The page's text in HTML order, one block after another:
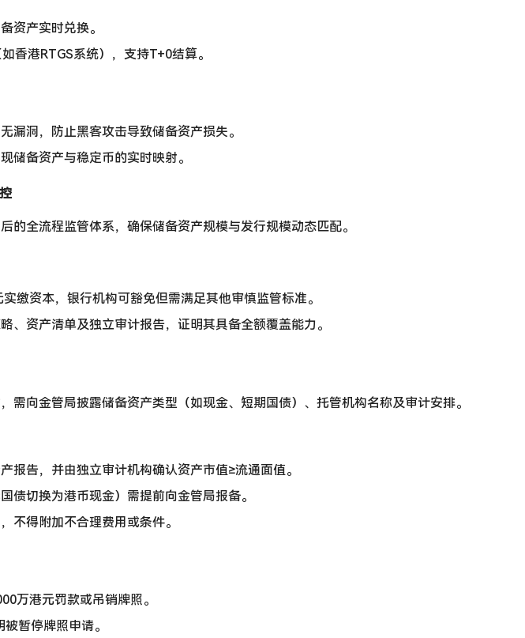
资产实时兑换。
香港RTGS系统），支持T+0结算。
漏洞，防止黑客攻击导致储备资产损失。
储备资产与稳定币的实时映射。
的全流程监管体系，确保储备资产规模与发行规模动态匹配。
缴资本，银行机构可豁免但需满足其他审慎监管标准。
、资产清单及独立审计报告，证明其具备全额覆盖能力。
需向金管局披露储备资产类型（如现金、短期国债）、托管机构名称及审计安排。
报告，并由独立审计机构确认资产市值≥流通面值。
债切换为港币现金）需提前向金管局报备。
不得附加不合理费用或条件。
万港元罚款或吊销牌照。
暂停牌照申请。